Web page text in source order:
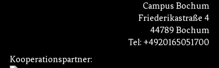
Campus Bochum
Friederikastraße 4
44789 Bochum
Tel: +4920165051700
Kooperationspartner: